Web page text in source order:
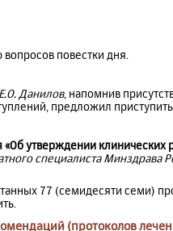
повестки дня.
Данилов, напомнив
предложил
«Об утверждении
специалиста Минздрава
77 (семидесяти семи)
(протоколов